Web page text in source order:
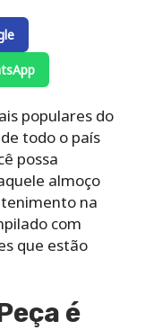
populares do
todo o país
possa
almoço
na
com
que estão
é